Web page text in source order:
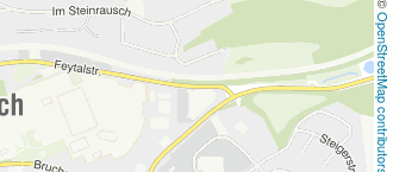
OpenStreetMap contributors